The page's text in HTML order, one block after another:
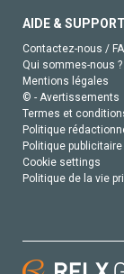
AIDE & SUPPORT
Contactez-nous /
Qui sommes-nous ?
Mentions légales
© - Avertissements
Termes et
Politique
Politique publicitaire
Cookie settings
Politique de la vie